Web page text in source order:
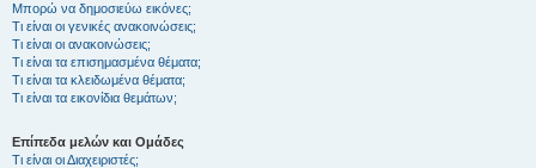
Μπορώ να δημοσιεύω εικόνες;
Τι είναι οι γενικές ανακοινώσεις;
Τι είναι οι ανακοινώσεις;
Τι είναι τα επισημασμένα θέματα;
Τι είναι τα κλειδωμένα θέματα;
Τι είναι τα εικονίδια θεμάτων;
Επίπεδα μελών και Ομάδες
Τι είναι οι Διαχειριστές;